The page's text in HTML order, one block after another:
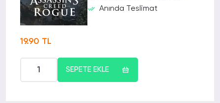
Anında Teslimat
19.90 TL
SEPETE EKLE